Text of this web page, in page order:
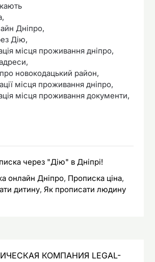
Дніпро,
Дію,
місця проживання дніпро,
новокодацький район,
місця проживання дніпро,
місця проживання документи,
через "Дію" в Дніпрі!
онлайн Дніпро, Прописка ціна,
дитину,Як прописати людину
КОМПАНИЯ LEGAL-